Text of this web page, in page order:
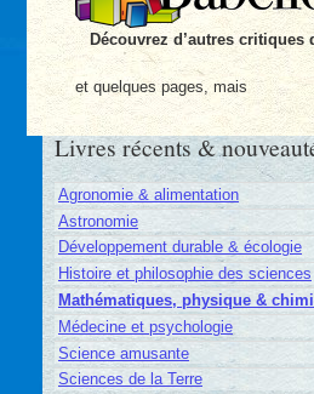
Découvrez d’autres
et quelques pages, mais
Livres récents &
Agronomie & alimentation
Astronomie
Développement durable & écologie
Histoire et philosophie des sciences
Mathématiques, physique &
Médecine et psychologie
Science amusante
Sciences de la Terre